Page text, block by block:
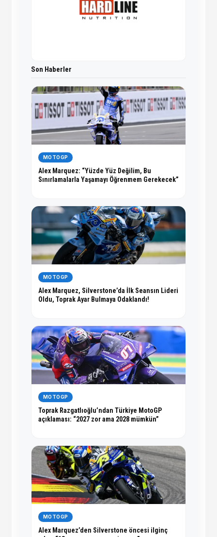
Son Haberler
MOTOGP
Alex Marquez: “Yüzde Yüz Değilim, Bu
Sınırlamalarla Yaşamayı Öğrenmem Gerekecek”
MOTOGP
Alex Marquez, Silverstone’da İlk Seansın Lideri
Oldu, Toprak Ayar Bulmaya Odaklandı!
MOTOGP
Toprak Razgatlıoğlu’ndan Türkiye MotoGP
açıklaması: “2027 zor ama 2028 mümkün”
MOTOGP
Alex Marquez’den Silverstone öncesi ilginç